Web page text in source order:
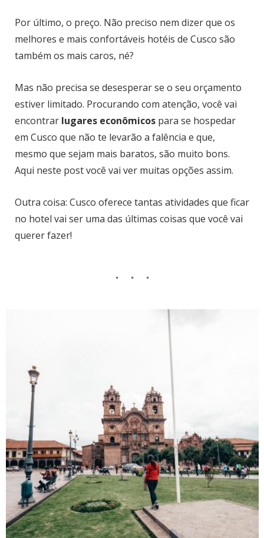
Por último, o preço. Não preciso nem dizer que os
melhores e mais confortáveis hotéis de Cusco são
também os mais caros, né?
Mas não precisa se desesperar se o seu orçamento
estiver limitado. Procurando com atenção, você vai
encontrar lugares econômicos para se hospedar
em Cusco que não te levarão a falência e que,
mesmo que sejam mais baratos, são muito bons.
Aqui neste post você vai ver muitas opções assim.
Outra coisa: Cusco oferece tantas atividades que ficar
no hotel vai ser uma das últimas coisas que você vai
querer fazer!